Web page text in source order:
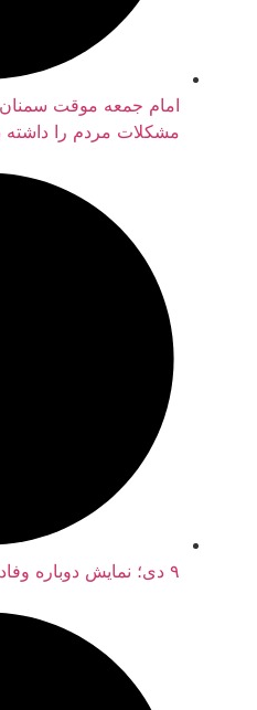
امام جمعه موقت سمنان: استاندار
مشکلات مردم را داشته باشد